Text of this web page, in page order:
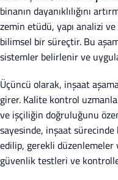
binanın dayanıklılığını
zemin etüdü, yapı analizi
bilimsel bir süreçtir. Bu
sistemler belirlenir ve
Üçüncü olarak, inşaat
girer. Kalite kontrol
ve işçiliğin doğruluğunu
sayesinde, inşaat
edilip, gerekli düzenlemeler
güvenlik testleri ve